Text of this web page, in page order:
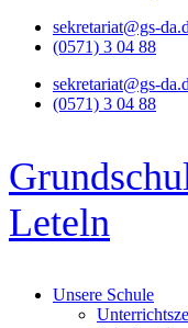
sekretariat@gs-
(0571) 3 04 88
sekretariat@gs-
(0571) 3 04 88
Leteln
Unsere Schule